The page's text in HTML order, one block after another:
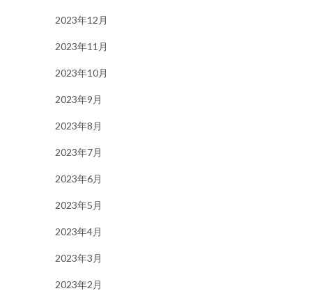
2023年12月
2023年11月
2023年10月
2023年9月
2023年8月
2023年7月
2023年6月
2023年5月
2023年4月
2023年3月
2023年2月